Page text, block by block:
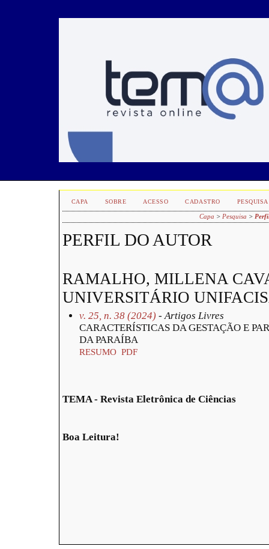
CAPA SOBRE ACESSO CADASTRO PESQUISA
Capa > Pesquisa >
PERFIL DO AUTOR
RAMALHO, MILLENA
UNIVERSITÁRIO
v. 25, n. 38 (2024) - Artigos Livres
CARACTERÍSTICAS DA GESTAÇÃO E
DA PARAÍBA
RESUMO PDF
TEMA - Revista Eletrônica de Ciências
Boa Leitura!